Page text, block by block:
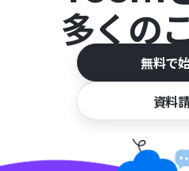
多くの
無料で
資料